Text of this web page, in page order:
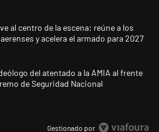
con más comentarios en los últimos
título "Karina Milei vuelve al centro de
al centro de la escena: reúne a los
y acelera el armado para 2027
título "Irán nombró al ideólogo del
del atentado a la AMIA al frente
de Seguridad Nacional
Gestionado por